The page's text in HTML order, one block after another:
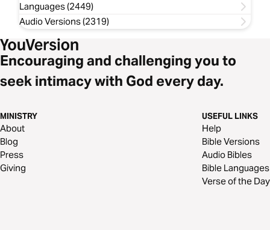
Languages (2449)
Audio Versions (2319)
Encouraging and challenging you to
seek intimacy with God every day.
MINISTRY
About
Blog
Press
Giving
USEFUL LINKS
Help
Bible Versions
Audio Bibles
Bible Languages
Verse of the Day